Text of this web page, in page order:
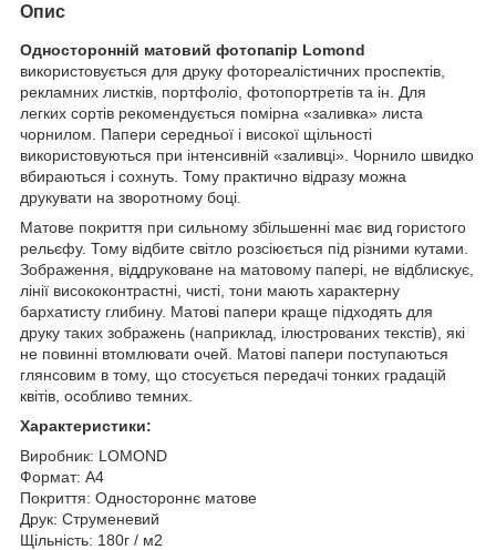
Опис
Односторонній матовий фотопапір Lomond
використовується для друку фотореалістичних проспектів,
рекламних листків, портфоліо, фотопортретів та ін. Для
легких сортів рекомендується помірна «заливка» листа
чорнилом. Папери середньої і високої щільності
використовуються при інтенсивній «заливці». Чорнило швидко
вбираються і сохнуть. Тому практично відразу можна
друкувати на зворотному боці.
Матове покриття при сильному збільшенні має вид гористого
рельєфу. Тому відбите світло розсіюється під різними кутами.
Зображення, віддруковане на матовому папері, не відблискує,
лінії висококонтрастні, чисті, тони мають характерну
бархатисту глибину. Матові папери краще підходять для
друку таких зображень (наприклад, ілюстрованих текстів), які
не повинні втомлювати очей. Матові папери поступаються
глянсовим в тому, що стосується передачі тонких градацій
квітів, особливо темних.
Характеристики:
Виробник: LOMOND
Формат: А4
Покриття: Одностороннє матове
Друк: Струменевий
Щільність: 180г / м2